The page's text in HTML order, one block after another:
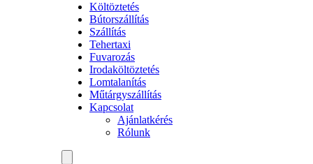
Költöztetés
Bútorszállítás
Szállítás
Tehertaxi
Fuvarozás
Irodaköltöztetés
Lomtalanítás
Műtárgyszállítás
Kapcsolat
Ajánlatkérés
Rólunk